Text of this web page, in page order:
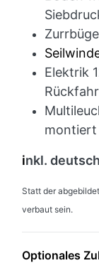
Elektrik
montiert
inkl.
Statt der
verbaut sein.
Optionales